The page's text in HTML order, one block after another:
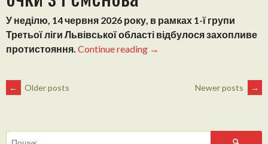
У неділю, 14 червня 2026 року, в рамках 1-ї групи
Третьої ліги Львівської області відбулося захопливе
протистояння. Continue reading “Третя
Фантастичний
двічі
→
POSTS
NAVIGATION
← Older posts Newer posts →
Пошук: